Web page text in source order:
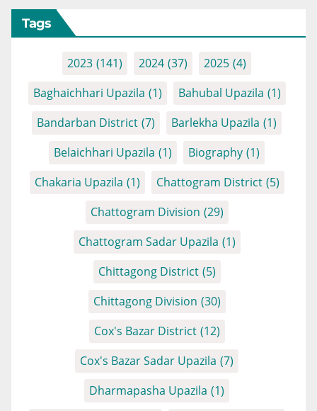
Tags
2023 (141) 2024 (37) 2025 (4)
Baghaichhari Upazila (1) Bahubal Upazila (1)
Bandarban District (7) Barlekha Upazila (1)
Belaichhari Upazila (1) Biography (1)
Chakaria Upazila (1) Chattogram District (5)
Chattogram Division (29)
Chattogram Sadar Upazila (1)
Chittagong District (5)
Chittagong Division (30)
Cox's Bazar District (12)
Cox's Bazar Sadar Upazila (7)
Dharmapasha Upazila (1)